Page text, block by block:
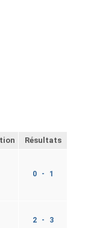
Résultats
0 - 1
2 - 3